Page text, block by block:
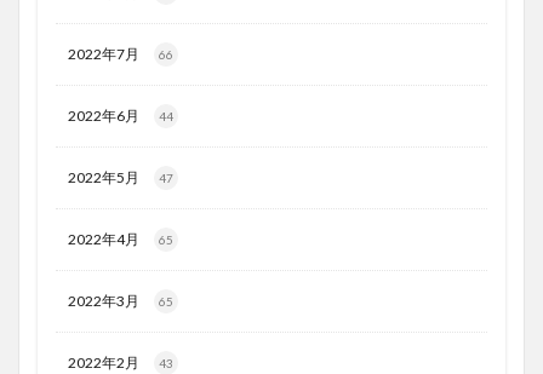
2022年7月 66
2022年6月 44
2022年5月 47
2022年4月 65
2022年3月 65
2022年2月 43